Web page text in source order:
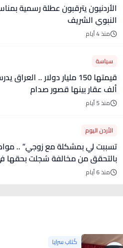
الأردنيون يترقبون عطلة رسمية
النبوي الشريف
منذ 4 أيام
سياسة
ألف عقار بينها قصور صدام
منذ 5 أيام
الأردن اليوم
تسببت لي
بالتحقق من مخالفة سُجلت بحقها
منذ 6 أيام
كُتاب سرايا